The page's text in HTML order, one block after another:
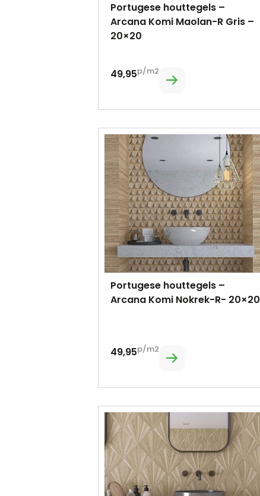
Portugese houttegels –
Arcana Komi Maolan-R Gris –
20×20
49,95p/m2
Portugese houttegels –
Arcana Komi Nokrek-R- 20×20
49,95p/m2